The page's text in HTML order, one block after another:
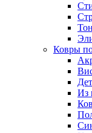
Ковры
Из